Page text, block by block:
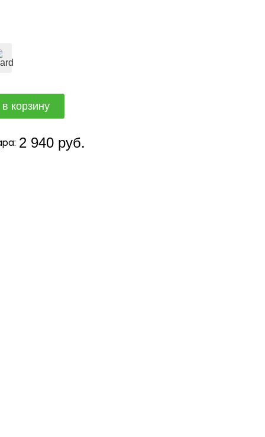
2 940 руб.